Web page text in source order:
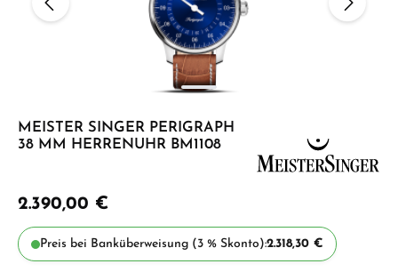
MEISTER SINGER PERIGRAPH
38 MM HERRENUHR BM1108
2.390,00 €
Preis bei Banküberweisung (3 % Skonto):2.318,30 €